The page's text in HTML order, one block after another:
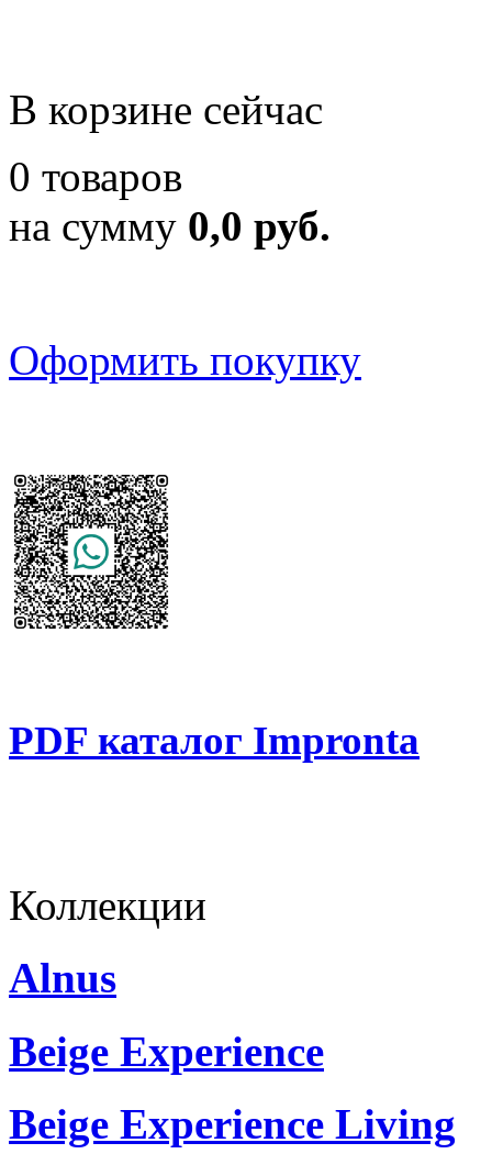
В корзине сейчас
0 товаров
на сумму 0,0 руб.
Оформить покупку
PDF каталог Impronta
Коллекции
Alnus
Beige Experience
Beige Experience Living